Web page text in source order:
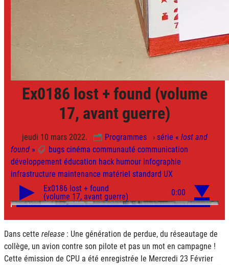
Ex0186 lost + found (volume
17, avant guerre)
jeudi 10 mars 2022. Programmes › série « lost and
found» bugs cinéma communauté communication
développement éducation hack humour infographie
infrastructure maintenance matériel standard UX
Dans cette release : Une génération de perdue, du réseautage de
collège, un avion contre son pilote et pas un mot en campagne !
Cette émission de CPU a été enregistrée le Mercredi 23 Février